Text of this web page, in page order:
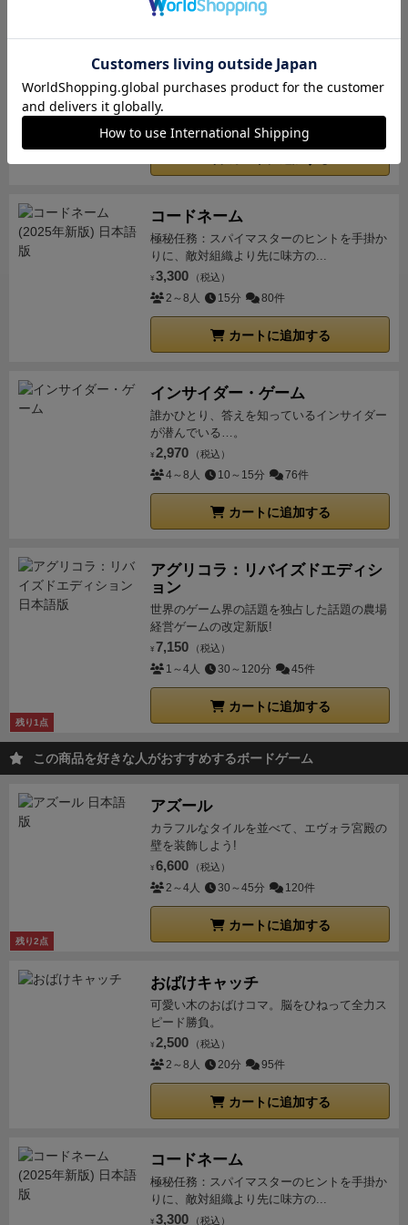
おばけキャッチ
可愛い木のおばけコマ。脳をひねって全力ス
ピード勝負。
¥ 2,500
コードネーム
極秘任務：スパイマスターのヒントを手掛か
りに、敵対組織より先に味方の...
¥ 3,300 （税込）
2～8人 15分 80件
カートに追加する
インサイダー・ゲーム
誰かひとり、答えを知っているインサイダー
が潜んでいる…。
¥ 2,970 （税込）
4～8人 10～15分 76件
カートに追加する
残り1点
アグリコラ：リバイズドエディシ
ョン
世界のゲーム界の話題を独占した話題の農場
経営ゲームの改定新版!
¥ 7,150 （税込）
1～4人 30～120分 45件
カートに追加する
この商品を好きな人がおすすめするボードゲーム
残り2点
アズール
カラフルなタイルを並べて、エヴォラ宮殿の
壁を装飾しよう!
¥ 6,600 （税込）
2～4人 30～45分 120件
カートに追加する
おばけキャッチ
可愛い木のおばけコマ。脳をひねって全力ス
ピード勝負。
¥ 2,500 （税込）
2～8人 20分 95件
カートに追加する
コードネーム
極秘任務：スパイマスターのヒントを手掛か
りに、敵対組織より先に味方の...
¥ 3,300 （税込）